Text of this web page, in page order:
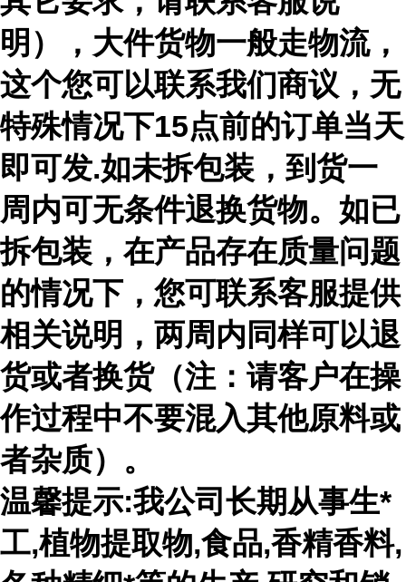
明），大件货物一般走物流，
这个您可以联系我们商议，无
特殊情况下15点前的订单当天
即可发.如未拆包装，到货一
周内可无条件退换货物。如已
拆包装，在产品存在质量问题
的情况下，您可联系客服提供
相关说明，两周内同样可以退
货或者换货（注：请客户在操
作过程中不要混入其他原料或
者杂质）。
温馨提示:我公司长期从事生*
工,植物提取物,食品,香精香料,